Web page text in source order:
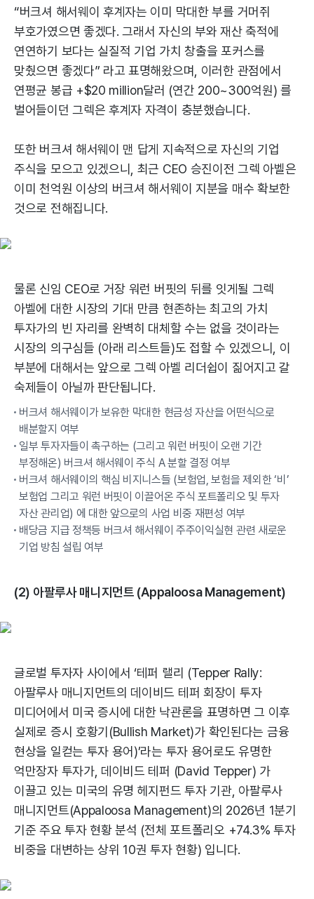
“버크셔 해서웨이 후계자는 이미 막대한 부를 거머쥐
부호가였으면 좋겠다. 그래서 자신의 부와 재산 축적에
연연하기 보다는 실질적 기업 가치 창출을 포커스를
맞췄으면 좋겠다” 라고 표명해왔으며, 이러한 관점에서
연평균 봉급 +$20 million달러 (연간 200~300억원) 를
벌어들이던 그렉은 후계자 자격이 충분했습니다.
또한 버크셔 해서웨이 맨 답게 지속적으로 자신의 기업
주식을 모으고 있겠으니, 최근 CEO 승진이전 그렉 아벨은
이미 천억원 이상의 버크셔 해서웨이 지분을 매수 확보한
것으로 전해집니다.
물론 신임 CEO로 거장 워런 버핏의 뒤를 잇게될 그렉
아벨에 대한 시장의 기대 만큼 현존하는 최고의 가치
투자가의 빈 자리를 완벽히 대체할 수는 없을 것이라는
시장의 의구심들 (아래 리스트들)도 접할 수 있겠으니, 이
부분에 대해서는 앞으로 그렉 아벨 리더쉽이 짊어지고 갈
숙제들이 아닐까 판단됩니다.
버크셔 해서웨이가 보유한 막대한 현금성 자산을 어떤식으로
배분할지 여부
일부 투자자들이 촉구하는 (그리고 워런 버핏이 오랜 기간
부정해온) 버크셔 해서웨이 주식 A 분할 결정 여부
버크셔 해서웨이의 핵심 비지니스들 (보험업, 보험을 제외한 ‘비’
보험업 그리고 워런 버핏이 이끌어온 주식 포트폴리오 및 투자
자산 관리업) 에 대한 앞으로의 사업 비중 재편성 여부
배당금 지급 정책등 버크셔 해서웨이 주주이익실현 관련 새로운
기업 방침 설립 여부
(2) 아팔루사 매니지먼트 (Appaloosa Management)
글로벌 투자자 사이에서 ‘테퍼 랠리 (Tepper Rally:
아팔루사 매니지먼트의 데이비드 테퍼 회장이 투자
미디어에서 미국 증시에 대한 낙관론을 표명하면 그 이후
실제로 증시 호황기(Bullish Market)가 확인된다는 금융
현상을 일컫는 투자 용어)’라는 투자 용어로도 유명한
억만장자 투자가, 데이비드 테퍼 (David Tepper) 가
이끌고 있는 미국의 유명 헤지펀드 투자 기관, 아팔루사
매니지먼트(Appaloosa Management)의 2026년 1분기
기준 주요 투자 현황 분석 (전체 포트폴리오 +74.3% 투자
비중을 대변하는 상위 10권 투자 현황) 입니다.